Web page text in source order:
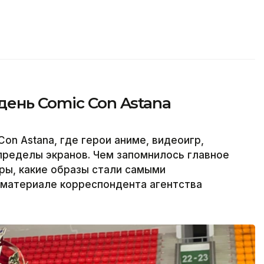
Comic Con Astana
Astana, где герои аниме, видеоигр,
экранов. Чем запомнилось главное
какие образы стали самыми
корреспондента агентства